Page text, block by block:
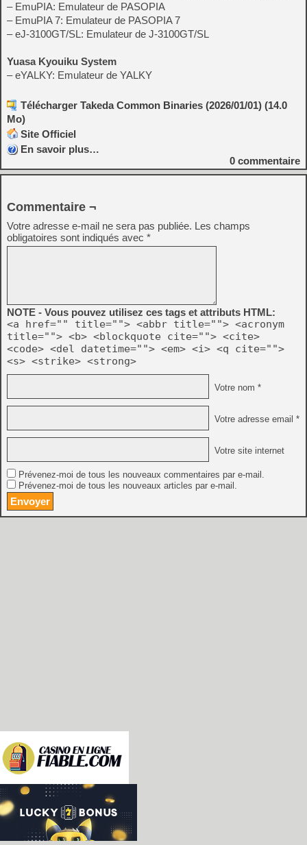
– EmuPIA: Emulateur de PASOPIA
– EmuPIA 7: Emulateur de PASOPIA 7
– eJ-3100GT/SL: Emulateur de J-3100GT/SL
Yuasa Kyouiku System
– eYALKY: Emulateur de YALKY
Télécharger Takeda Common Binaries (2026/01/01) (14.0
Mo)
Site Officiel
En savoir plus…
0 commentaire
Commentaire ¬
Votre adresse e-mail ne sera pas publiée. Les champs
obligatoires sont indiqués avec *
NOTE - Vous pouvez utilisez ces tags et attributs HTML:
<a href="" title=""> <abbr title=""> <acronym
title=""> <b> <blockquote cite=""> <cite>
<code> <del datetime=""> <em> <i> <q cite="">
<s> <strike> <strong>
Votre nom *
Votre adresse email *
Votre site internet
Prévenez-moi de tous les nouveaux commentaires par e-mail.
Prévenez-moi de tous les nouveaux articles par e-mail.